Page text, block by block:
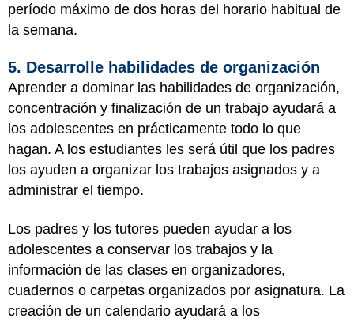
período máximo de dos horas del horario habitual de
la semana.
5. Desarrolle habilidades de organización
Aprender a dominar las habilidades de organización,
concentración y finalización de un trabajo ayudará a
los adolescentes en prácticamente todo lo que
hagan. A los estudiantes les será útil que los padres
los ayuden a organizar los trabajos asignados y a
administrar el tiempo.
Los padres y los tutores pueden ayudar a los
adolescentes a conservar los trabajos y la
información de las clases en organizadores,
cuadernos o carpetas organizados por asignatura. La
creación de un calendario ayudará a los